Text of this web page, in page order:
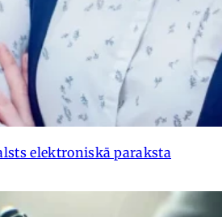
elektroniskā paraksta